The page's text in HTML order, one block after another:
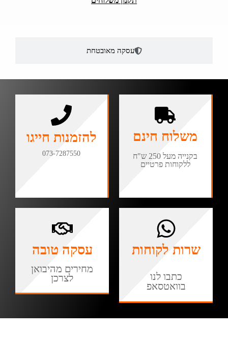
עסקה מאובטחת
משלוח חינם
בקנייה מעל 250 ש"ח
ללקוחות פרטיים
להזמנות חייגו
073-7287550
שרות לקוחות
כתבו לנו
בוואטסאפ
עסקה טובה
מחירים מהיבואן
לצרכן